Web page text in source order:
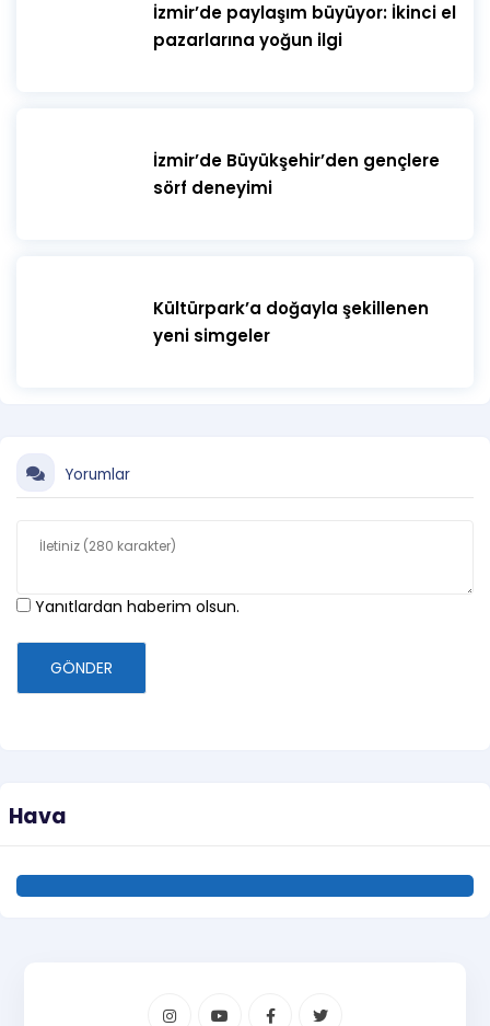
İzmir’de paylaşım büyüyor: İkinci el
pazarlarına yoğun ilgi
İzmir’de Büyükşehir’den gençlere
sörf deneyimi
Kültürpark’a doğayla şekillenen
yeni simgeler
Yorumlar
Yanıtlardan haberim olsun.
GÖNDER
Hava